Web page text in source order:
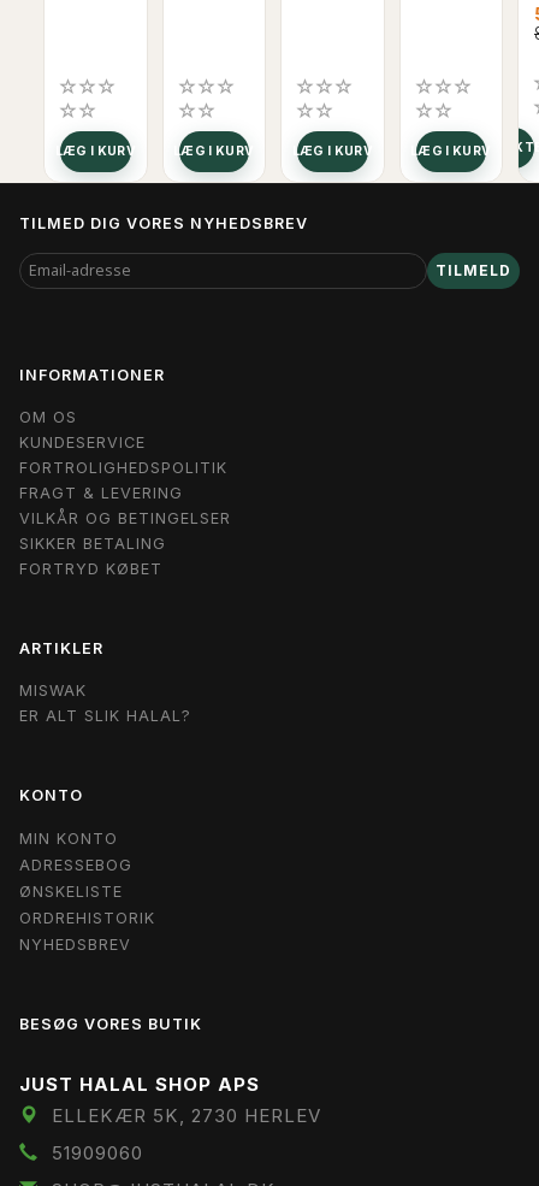
LÆG I KURV LÆG I KURV LÆG I KURV LÆG I KURV
SE
TILMED DIG VORES NYHEDSBREV
EMAIL-
ADRESSE
TILMELD
INFORMATIONER
OM OS
KUNDESERVICE
FORTROLIGHEDSPOLITIK
FRAGT & LEVERING
VILKÅR OG BETINGELSER
SIKKER BETALING
FORTRYD KØBET
ARTIKLER
MISWAK
ER ALT SLIK HALAL?
KONTO
MIN KONTO
ADRESSEBOG
ØNSKELISTE
ORDREHISTORIK
NYHEDSBREV
BESØG VORES BUTIK
JUST HALAL SHOP APS
ELLEKÆR 5K, 2730 HERLEV
51909060